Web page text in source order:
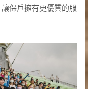
保戶擁有更優質的服